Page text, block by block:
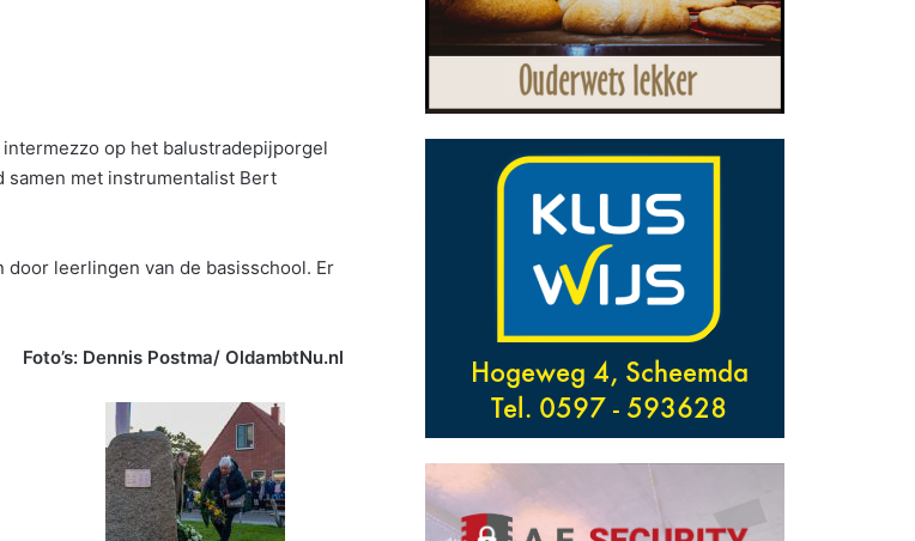
op het balustradepijporgel
samen met instrumentalist Bert
leerlingen van de basisschool. Er
Foto’s: Dennis Postma/ OldambtNu.nl